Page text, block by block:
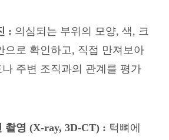
: 의심되는 부위의 모양, 색, 크
으로 확인하고, 직접 만져보아
나 주변 조직과의 관계를 평가
촬영 (X-ray, 3D-CT) : 턱뼈에